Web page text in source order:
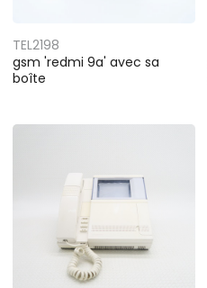
TEL2198
gsm 'redmi 9a' avec sa
boîte